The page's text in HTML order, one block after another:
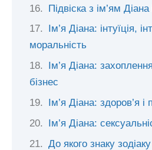
Підвіска з ім’ям
Ім’я Діана: інтуїція,
моральність
Ім’я Діана:
бізнес
Ім’я Діана: здоров’я і
Ім’я Діана:
До якого знаку